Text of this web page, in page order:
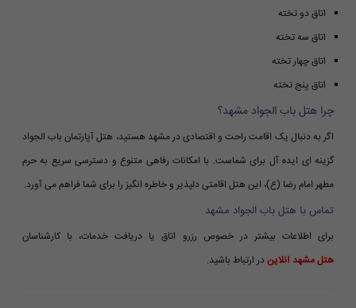
اتاق دو تخته
اتاق سه تخته
اتاق چهار تخته
اتاق پنج تخته
چرا هتل باب الجواد مشهد؟
اگر به دنبال یک اقامت راحت و اقتصادی در مشهد هستید، هتل آپارتمان باب الجواد
گزینه ای ایده آل برای شماست. با امکانات رفاهی متنوع و دسترسی سریع به حرم
مطهر امام رضا (ع)، این هتل اقامتی دلپذیر و خاطره انگیز را برای شما فراهم می آورد.
تماس با هتل باب الجواد مشهد
برای اطلاعات بیشتر در خصوص رزرو اتاق یا دریافت خدمات، با کارشناسان
هتل مشهد آنلایندر ارتباط باشید.